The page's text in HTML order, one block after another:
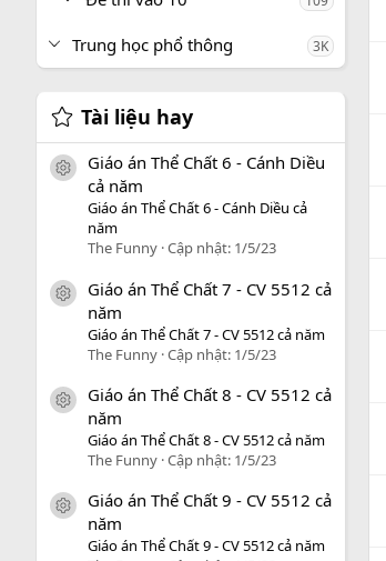
Trung học phổ thông 3K
Tài liệu hay
icon tài liệu
Giáo án Thể Chất 6 - Cánh Diều
cả năm
Giáo án Thể Chất 6 - Cánh Diều cả
năm
The Funny Cập nhật: 1/5/23
icon tài liệu
Giáo án Thể Chất 7 - CV 5512 cả
năm
Giáo án Thể Chất 7 - CV 5512 cả năm
The Funny Cập nhật: 1/5/23
icon tài liệu
Giáo án Thể Chất 8 - CV 5512 cả
năm
Giáo án Thể Chất 8 - CV 5512 cả năm
The Funny Cập nhật: 1/5/23
icon tài liệu
Giáo án Thể Chất 9 - CV 5512 cả
năm
Giáo án Thể Chất 9 - CV 5512 cả năm